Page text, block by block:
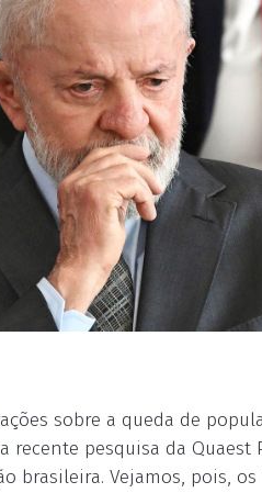
sobre a queda de
recente pesquisa da
brasileira. Vejamos, pois,